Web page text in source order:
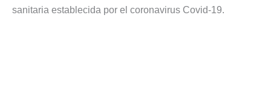
sanitaria establecida por el coronavirus Covid-19.